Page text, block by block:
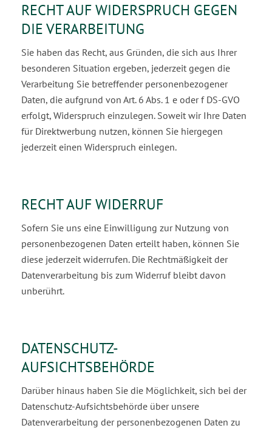
RECHT AUF WIDERSPRUCH GEGEN
DIE VERARBEITUNG
Sie haben das Recht, aus Gründen, die sich aus Ihrer
besonderen Situation ergeben, jederzeit gegen die
Verarbeitung Sie betreffender personenbezogener
Daten, die aufgrund von Art. 6 Abs. 1 e oder f DS-GVO
erfolgt, Widerspruch einzulegen. Soweit wir Ihre Daten
für Direktwerbung nutzen, können Sie hiergegen
jederzeit einen Widerspruch einlegen.
RECHT AUF WIDERRUF
Sofern Sie uns eine Einwilligung zur Nutzung von
personenbezogenen Daten erteilt haben, können Sie
diese jederzeit widerrufen. Die Rechtmäßigkeit der
Datenverarbeitung bis zum Widerruf bleibt davon
unberührt.
DATENSCHUTZ-
AUFSICHTSBEHÖRDE
Darüber hinaus haben Sie die Möglichkeit, sich bei der
Datenschutz-Aufsichtsbehörde über unsere
Datenverarbeitung der personenbezogenen Daten zu